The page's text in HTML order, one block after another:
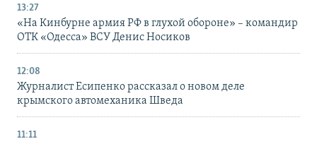
13:27
«На Кинбурне армия РФ в глухой обороне» – командир
ОТК «Одесса» ВСУ Денис Носиков
12:08
Журналист Есипенко рассказал о новом деле
крымского автомеханика Шведа
11:11